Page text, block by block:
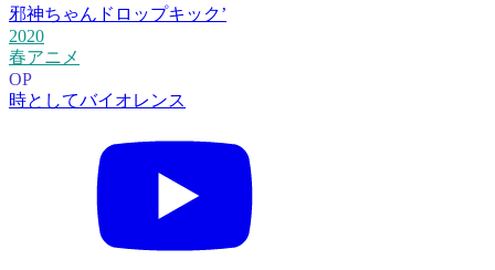
邪神ちゃんドロップキック’
2020
春アニメ
OP
時としてバイオレンス